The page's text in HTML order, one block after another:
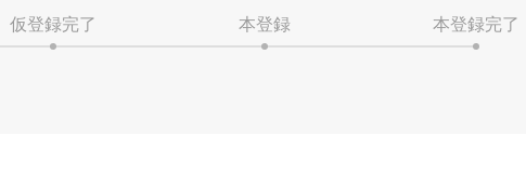
仮登録完了 本登録 本登録完了